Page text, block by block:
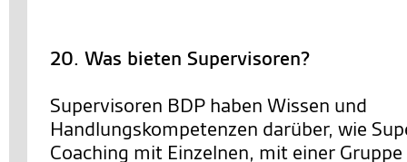
20. Was bieten Supervisoren?
Supervisoren BDP haben Wissen und
Handlungskompetenzen darüber, wie
Coaching mit Einzelnen, mit einer